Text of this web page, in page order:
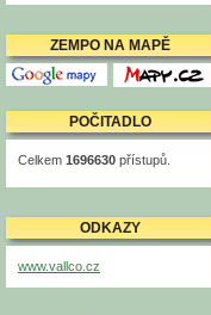
ZEMPO NA MAPĚ
Mapy Google Mapy.cz
POČITADLO
Celkem 1696630 přístupů.
ODKAZY
www.vallco.cz